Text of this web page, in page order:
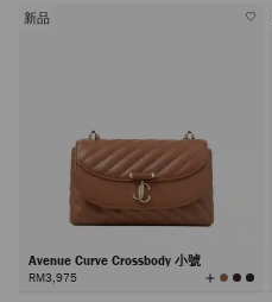
新品
Avenue Curve Crossbody 小號
RM3,975 查
看